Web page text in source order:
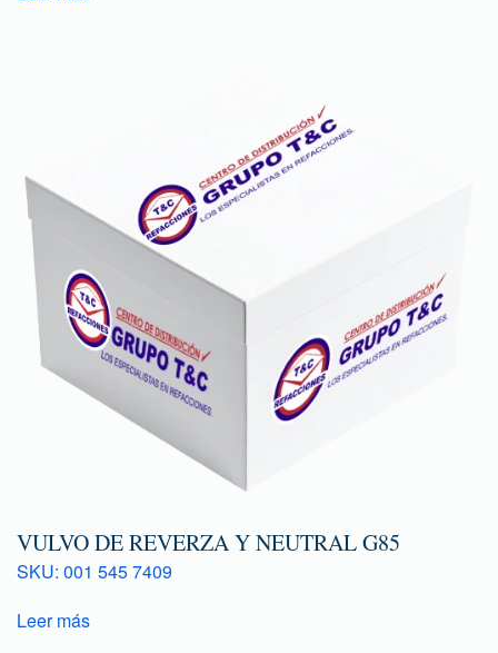
VULVO DE REVERZA Y NEUTRAL G85
SKU: 001 545 7409
Leer más